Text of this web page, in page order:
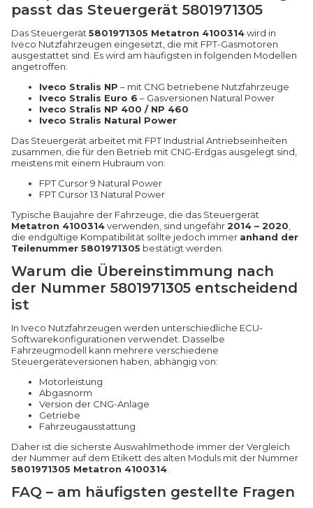
passt das Steuergerät 5801971305
Das Steuergerät 5801971305 Metatron 4100314wird in
Iveco Nutzfahrzeugen eingesetzt, die mit FPT-Gasmotoren
ausgestattet sind. Es wird am häufigsten in folgenden Modellen
angetroffen:
Iveco Stralis NP – mit CNG betriebene Nutzfahrzeuge
Iveco Stralis Euro 6 – Gasversionen Natural Power
Iveco Stralis NP 400 / NP 460
Iveco Stralis Natural Power
Das Steuergerät arbeitet mit FPT Industrial Antriebseinheiten
zusammen, die für den Betrieb mit CNG-Erdgas ausgelegt sind,
meistens mit einem Hubraum von:
FPT Cursor 9 Natural Power
FPT Cursor 13 Natural Power
Typische Baujahre der Fahrzeuge, die das Steuergerät
Metatron 4100314verwenden, sind ungefähr2014 – 2020
die endgültige Kompatibilität sollte jedoch immer anhand der
Teilenummer 5801971305 bestätigt werden.
Warum die Übereinstimmung nach
der Nummer 5801971305 entscheidend
ist
In Iveco Nutzfahrzeugen werden unterschiedliche ECU-
Softwarekonfigurationen verwendet. Dasselbe
Fahrzeugmodell kann mehrere verschiedene
Steuergeräteversionen haben, abhängig von:
Motorleistung
Abgasnorm
Version der CNG-Anlage
Getriebe
Fahrzeugausstattung
Daher ist die sicherste Auswahlmethode immer der Vergleich
der Nummer auf dem Etikett des alten Moduls mit der Nummer
5801971305 Metatron 4100314
FAQ – am häufigsten gestellte Fragen